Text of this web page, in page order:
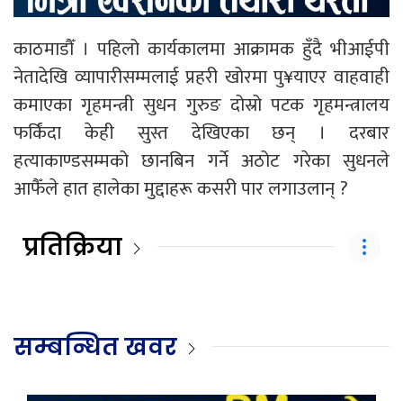
काठमाडौँ । पहिलो कार्यकालमा आक्रामक हुँदै भीआईपी
नेतादेखि व्यापारीसम्मलाई प्रहरी खोरमा पु¥याएर वाहवाही
कमाएका गृहमन्त्री सुधन गुरुङ दोस्रो पटक गृहमन्त्रालय
फर्किंदा केही सुस्त देखिएका छन् । दरबार
हत्याकाण्डसम्मको छानबिन गर्ने अठोट गरेका सुधनले
आफैँले हात हालेका मुद्दाहरू कसरी पार लगाउलान् ?
प्रतिक्रिया
सम्बन्धित खवर